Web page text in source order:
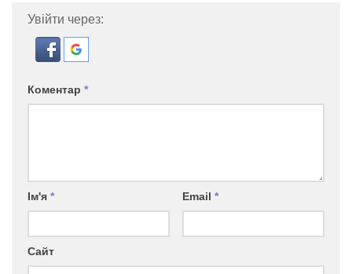
Увійти через:
Коментар *
Ім'я * Email *
Сайт